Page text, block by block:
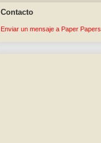
Contacto
Enviar un mensaje a Paper Papers